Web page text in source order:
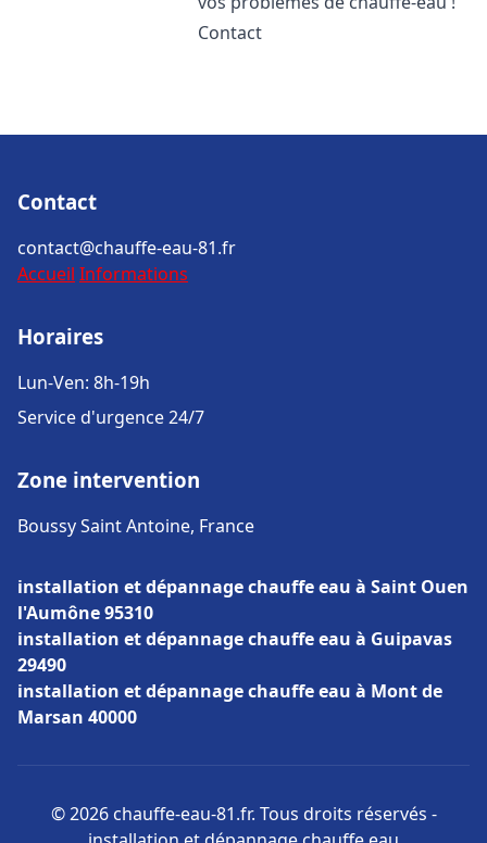
Contact
Contact
contact@chauffe-eau-81.fr
Accueil Informations
Horaires
Lun-Ven: 8h-19h
Service d'urgence 24/7
Zone intervention
Boussy Saint Antoine, France
installation et dépannage chauffe eau à Saint Ouen
l'Aumône 95310
installation et dépannage chauffe eau à Guipavas
29490
installation et dépannage chauffe eau à Mont de
Marsan 40000
© 2026 chauffe-eau-81.fr. Tous droits réservés -